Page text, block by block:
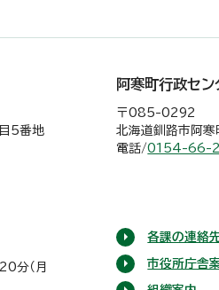
5番地
阿寒町行政セン
〒085-0292
北海道釧路市阿
電話/0154-66-
分（月
各課の連絡
市役所庁舎